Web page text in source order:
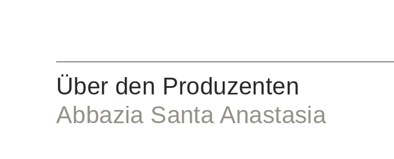
diese einzigartigen
zurück in 11. Jh. reicht, zeigt
Über den Produzenten
Abbazia Santa Anastasia